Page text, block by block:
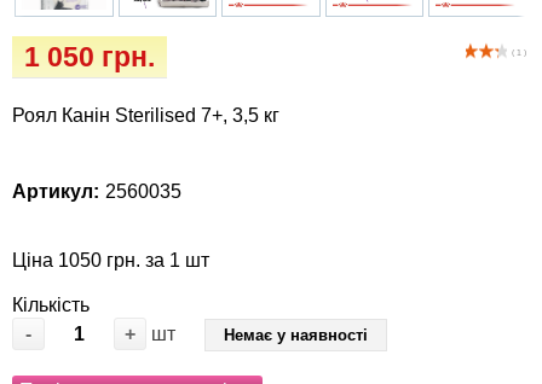
( 1 )
1 050 грн.
Роял Канін Sterilised 7+, 3,5 кг
Артикул: 2560035
Ціна 1050 грн. за 1 шт
Кількість
-
+ шт Немає у наявності
Ласощі та корма
Vet Diet Canine Wet - ветеринарные диеты
для собак
Лежаки, будиночки, охолоджуючи
Одяг та взуття
Переноски, сумки, клітки